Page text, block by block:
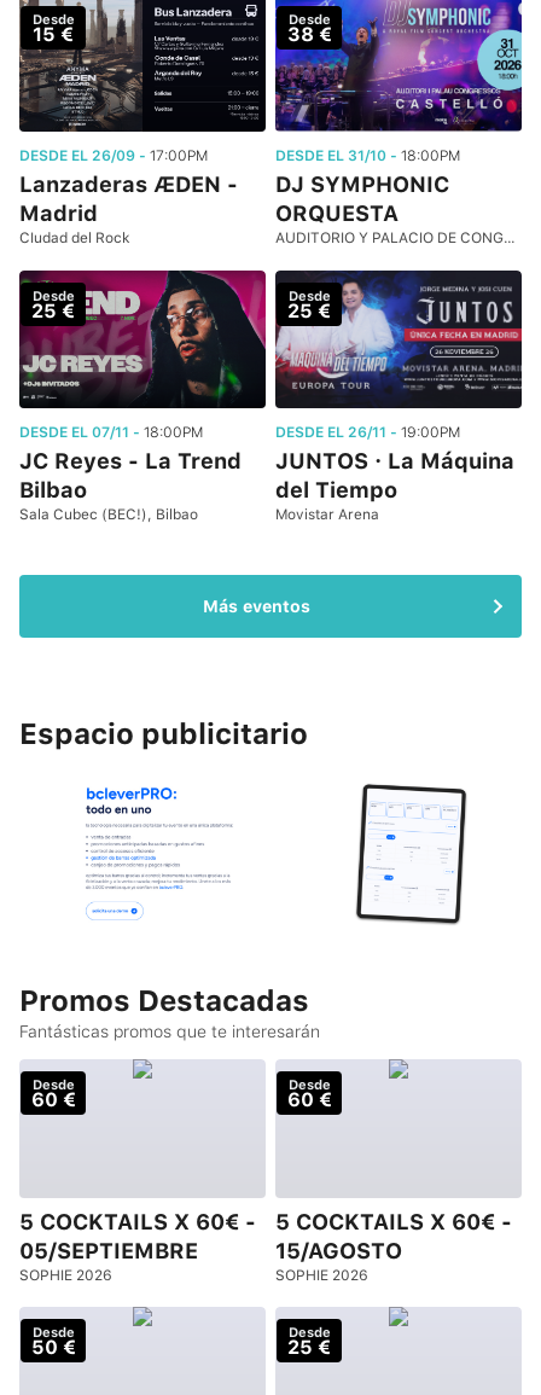
Desde
15 €
DESDE EL 26/09 - 17:00PM
Lanzaderas ÆDEN -
Madrid
CIudad del Rock
Desde
38 €
DESDE EL 31/10 -18:00PM
DJ SYMPHONIC
ORQUESTA
AUDITORIO Y PALACIO DE CONGRESOS DE CASTELLÓN
Desde
25 €
DESDE EL 07/11 - 18:00PM
JC Reyes - La Trend
Bilbao
Sala Cubec (BEC!), Bilbao
Desde
25 €
DESDE EL 26/11 -19:00PM
JUNTOS · La Máquina
del Tiempo
Movistar Arena
Más eventos
Espacio publicitario
Promos Destacadas
Fantásticas promos que te interesarán
Desde
60 €
5 COCKTAILS X 60€ -
05/SEPTIEMBRE
SOPHIE 2026
Desde
60 €
5 COCKTAILS X 60€ -
15/AGOSTO
SOPHIE 2026
Desde
50 €
Desde
25 €